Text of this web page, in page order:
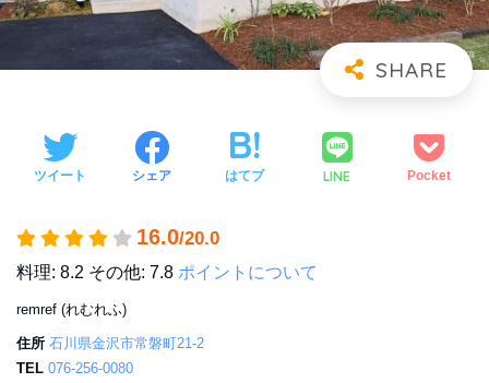
ツイート シェア はてブ LINE Pocket
16.0/20.0
料理: 8.2 その他: 7.8 ポイントについて
remref (れむれふ)
住所 石川県金沢市常磐町21-2
TEL 076-256-0080